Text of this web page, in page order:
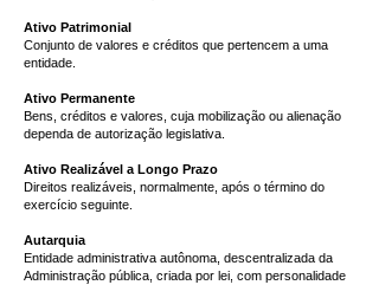
Ativo Patrimonial
Conjunto de valores e créditos que pertencem a uma
entidade.
Ativo Permanente
Bens, créditos e valores, cuja mobilização ou alienação
dependa de autorização legislativa.
Ativo Realizável a Longo Prazo
Direitos realizáveis, normalmente, após o término do
exercício seguinte.
Autarquia
Entidade administrativa autônoma, descentralizada da
Administração pública, criada por lei, com personalidade